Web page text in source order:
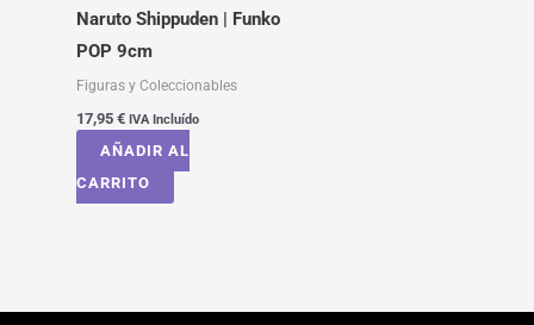
Naruto Shippuden | Funko
POP 9cm
Figuras y Coleccionables
17,95 € IVA Incluído
AÑADIR AL
CARRITO